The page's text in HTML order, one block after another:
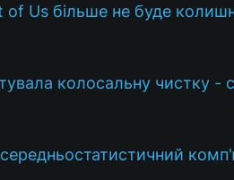
of Us більше не буде
колосальну чистку -